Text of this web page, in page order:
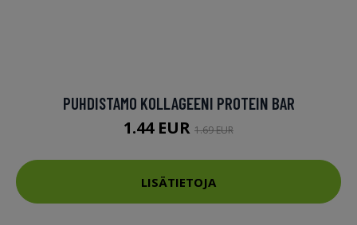
PUHDISTAMO KOLLAGEENI PROTEIN BAR
1.44 EUR 1.69 EUR
LISÄTIETOJA